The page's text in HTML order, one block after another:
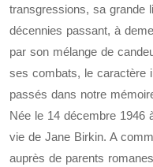
transgressions, sa grande
décennies passant, à
par son mélange de
ses combats, le caractère
passés dans notre
Née le 14 décembre 1946
vie de Jane Birkin. A
auprès de parents